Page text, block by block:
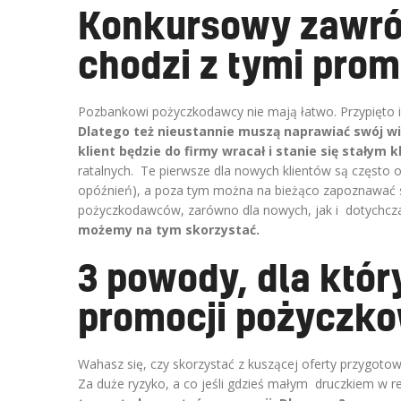
Konkursowy
chodzi z tymi
Pozbankowi pożyczkodawcy nie mają łatwo.
Dlatego też nieustannie muszą naprawiać swój
klient będzie do firmy wracał i stanie się stałym
ratalnych. Te pierwsze dla nowych klientów są często
opóźnień), a poza tym można na bieżąco
pożyczkodawców, zarówno dla nowych, jak i
możemy na tym skorzystać.
3 powody, dla
promocji
Wahasz się, czy skorzystać z kuszącej oferty
Za duże ryzyko, a co jeśli gdzieś małym druczkiem w